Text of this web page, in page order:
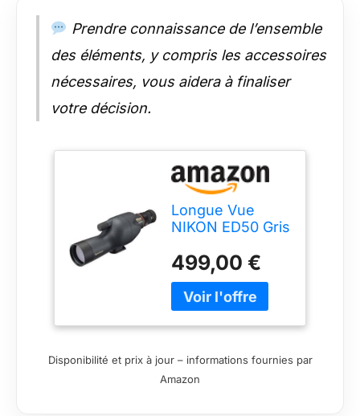
Prendre connaissance de l’ensemble
des éléments, y compris les accessoires
nécessaires, vous aidera à finaliser
votre décision.
Longue Vue
NIKON ED50 Gris
diamètre 50mm
visée Droite
Ergonomique,
Ultra Compact et
pouvant s'utiliser
(Oculaire Non
Incluse)
499,00 €
Disponibilité et prix à jour – informations fournies par
Amazon